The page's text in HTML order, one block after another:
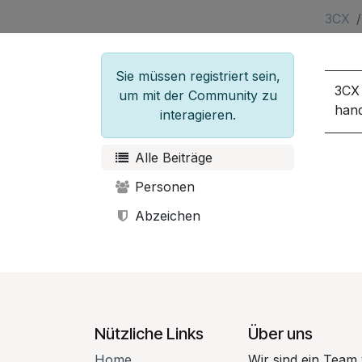
Sie müssen registriert sein,
um mit der Community zu
interagieren.
Alle Beiträge
Personen
Abzeichen
3CX
Nützliche Links Über uns